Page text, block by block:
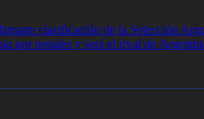
clasificación de la Selección
por penales y será el rival de